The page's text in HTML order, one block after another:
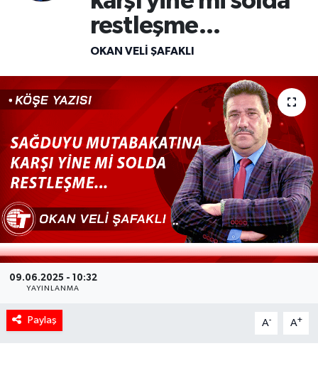
restleşme...
OKAN VELI ŞAFAKLI
09.06.2025 - 10:32
YAYINLANMA
Paylaş A- A+